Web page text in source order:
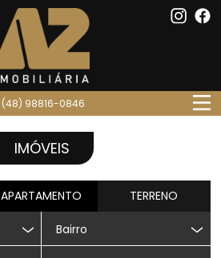
(48) 98816-0846
IMÓVEIS
APARTAMENTO TERRENO